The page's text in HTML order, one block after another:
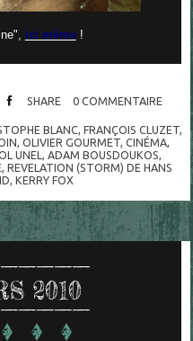
ici même!
SHARE 0 COMMENTAIRE
BLANC, FRANÇOIS CLUZET,
, OLIVIER GOURMET, CINÉMA,
UNEL , ADAM BOUSDOUKOS,
,REVELATION (STORM) DE HANS
,KERRY FOX
2010